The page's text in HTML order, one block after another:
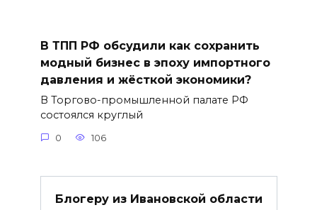
В ТПП РФ обсудили как сохранить
модный бизнес в эпоху импортного
давления и жёсткой экономики?
В Торгово-промышленной палате РФ
состоялся круглый
0 106
Блогеру из Ивановской области